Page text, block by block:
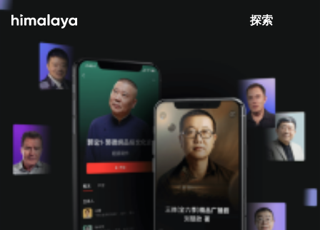
Himalaya-有聲書
4.8k 安裝
打開 App